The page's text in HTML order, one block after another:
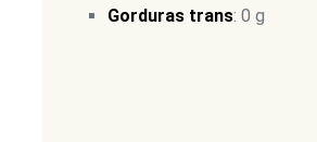
Gorduras trans: 0 g